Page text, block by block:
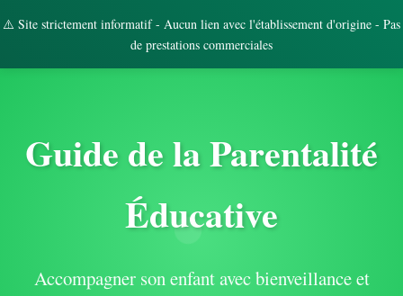
⚠️ Site strictement informatif - Aucun lien avec l'établissement d'origine - Pas
de prestations commerciales
Guide de la Parentalité
Éducative
Accompagner son enfant avec bienveillance et